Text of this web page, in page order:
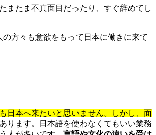
またま不真面目だったり、すぐ辞めてし
方々も意欲をもって日本に働きに来て
日本へ来たいと思いません。しかし、面
ります。日本語を使わなくてもいい業務